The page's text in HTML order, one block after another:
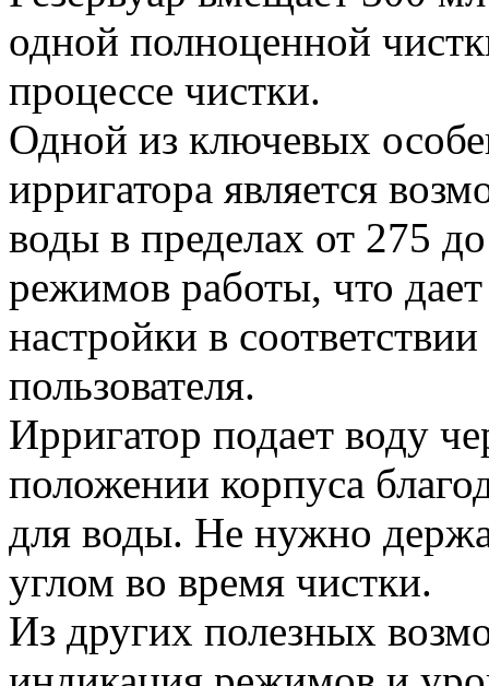
одной полноценной
процессе чистки.
Одной из ключевых
ирригатора является
воды в пределах от 275
режимов работы, что
настройки в
пользователя.
Ирригатор подает воду
положении корпуса
для воды. Не нужно
углом во время чистки.
Из других полезных